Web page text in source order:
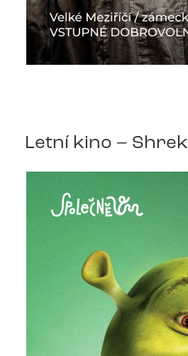
Letní kino – Shrek